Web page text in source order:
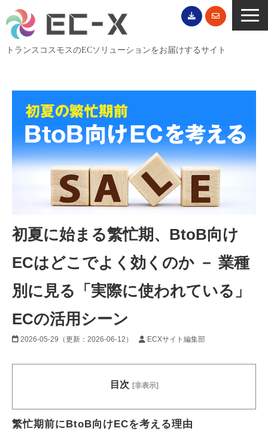
トランスコスモスのECソリューションをお届けするサイト
EC導入事例
ECブログ
無料セミナー
EC資料ダウンロード
ご利用案内
会社概要
初夏に始まる繁忙期、BtoB向け
ECはどこでよく効くのか － 業種
別に見る「実際に使われている」
ECの活用シーン
2026-05-29 （更新： 2026-06-12 ） ECXサイト編集部
目次 [非表示]
繁忙期前にBtoB向けECを考える理由